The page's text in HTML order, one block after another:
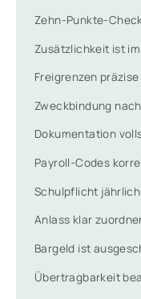
Zehn-Punkte-
Zusätzlichkeit ist
Freigrenzen
Zweckbindung
Dokumentation
Payroll-Codes
Schulpflicht
Anlass klar
Bargeld ist
Übertragbarkeit